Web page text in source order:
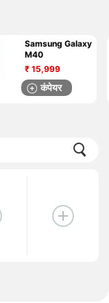
Samsung Galaxy
M40
₹ 15,999
कंपेयर